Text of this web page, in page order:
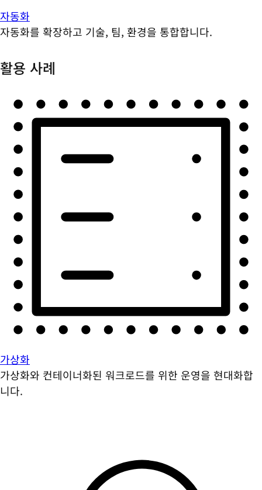
자동화
자동화를 확장하고 기술, 팀, 환경을 통합합니다.
활용 사례
가상화
가상화와 컨테이너화된 워크로드를 위한 운영을 현대화합
니다.